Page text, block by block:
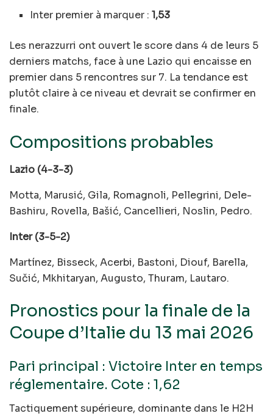
Inter premier à marquer :1,53
Les nerazzurri ont ouvert le score dans 4 de leurs 5
derniers matchs, face à une Lazio qui encaisse en
premier dans 5 rencontres sur 7. La tendance est
plutôt claire à ce niveau et devrait se confirmer en
finale.
Compositions probables
Lazio (4-3-3)
Motta, Marusić, Gila, Romagnoli, Pellegrini, Dele-
Bashiru, Rovella, Bašić, Cancellieri, Noslin, Pedro.
Inter (3-5-2)
Martínez, Bisseck, Acerbi, Bastoni, Diouf, Barella,
Sučić, Mkhitaryan, Augusto, Thuram, Lautaro.
Pronostics pour la finale de la
Coupe d’Italie du 13 mai 2026
Pari principal : Victoire Inter en temps
réglementaire. Cote : 1,62
Tactiquement supérieure, dominante dans le H2H